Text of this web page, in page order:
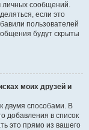
личных сообщений.
если это
пользователей
будут скрыты
моих друзей и
двумя способами. В
добавления в список
это прямо из вашего